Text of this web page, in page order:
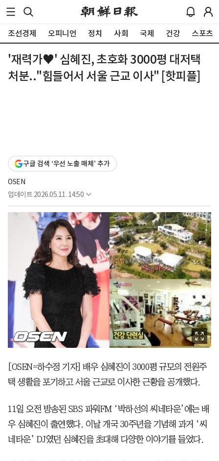
조선경제 오피니언 정치 사회 국제 건강 스포츠
'재력가♥' 심혜진, 초호화 3000평 대저택
처분.."힘들어서 서울 근교 이사" [핫피플]
구글 검색 ‘우선 노출 매체’ 추가
OSEN
업데이트 2026.05.11. 14:50
[OSEN=하수정 기자] 배우 심혜진이 3000평 규모의 전원주
택 생활을 포기하고 서울 근교로 이사한 근황을 공개했다.
11일 오전 방송된 SBS 파워FM ‘박하선의 씨네타운’에는 배
우 심혜진이 출연했다. 이날 개국 30주년을 기념해 과거 ‘씨
네타운’ DJ였던 심혜진을 초대해 다양한 이야기를 들었다.